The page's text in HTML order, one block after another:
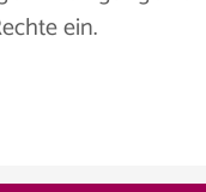
ein.